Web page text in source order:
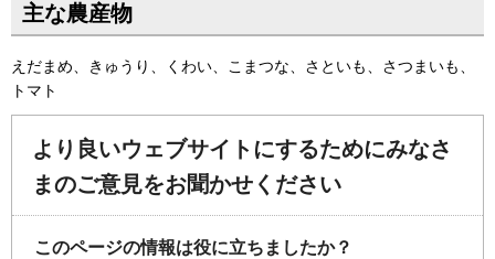
主な農産物
えだまめ、きゅうり、くわい、こまつな、さといも、さつまいも、
トマト
より良いウェブサイトにするためにみなさ
まのご意見をお聞かせください
このページの情報は役に立ちましたか？